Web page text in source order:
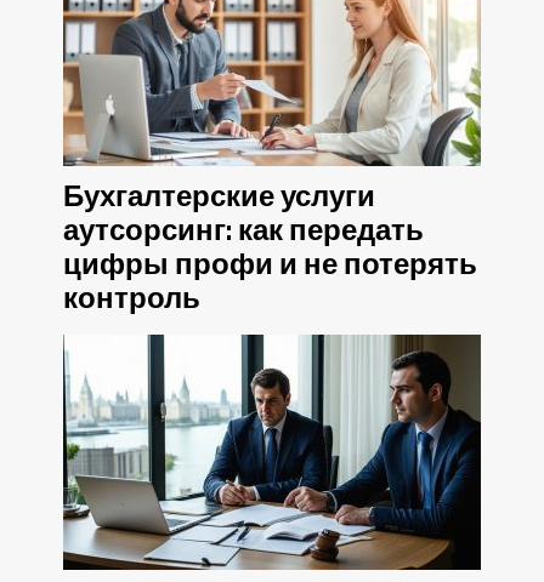
Бухгалтерские услуги
аутсорсинг: как передать
цифры профи и не потерять
контроль